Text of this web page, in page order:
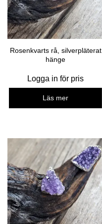
Rosenkvarts rå, silverpläterat
hänge
Logga in för pris
Läs mer